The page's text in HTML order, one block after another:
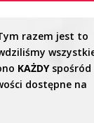
razem jest to
KAŻDYspośród
dostępne na